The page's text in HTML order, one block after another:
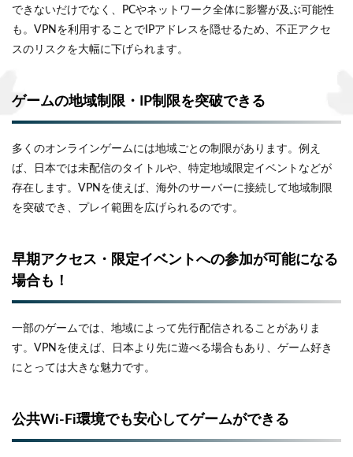
できないだけでなく、PCやネットワーク全体に影響が及ぶ可能性
も。VPNを利用することでIPアドレスを隠せるため、不正アクセ
スのリスクを大幅に下げられます。
ゲームの地域制限・IP制限を突破できる
多くのオンラインゲームには地域ごとの制限があります。例え
ば、日本では未配信のタイトルや、特定地域限定イベントなどが
存在します。VPNを使えば、海外のサーバーに接続して地域制限
を突破でき、プレイ範囲を広げられるのです。
早期アクセス・限定イベントへの参加が可能になる
場合も！
一部のゲームでは、地域によって先行配信されることがありま
す。VPNを使えば、日本より先に遊べる場合もあり、ゲーム好き
にとっては大きな魅力です。
公共Wi-Fi環境でも安心してゲームができる